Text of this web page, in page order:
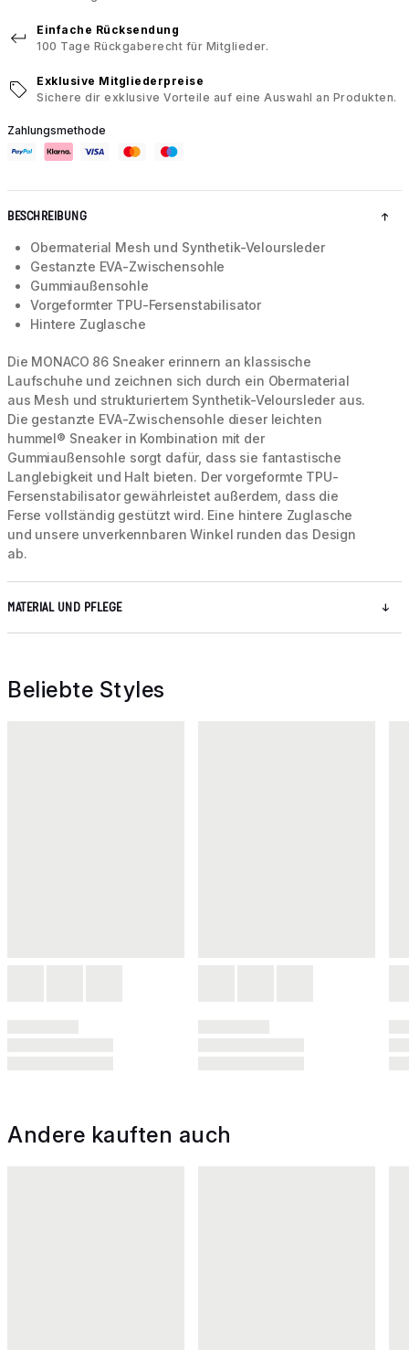
Einfache Rücksendung
100 Tage Rückgaberecht für Mitglieder.
Exklusive Mitgliederpreise
Sichere dir exklusive Vorteile auf eine Auswahl an Produkten.
Zahlungsmethode
BESCHREIBUNG
Obermaterial Mesh und Synthetik-Veloursleder
Gestanzte EVA-Zwischensohle
Gummiaußensohle
Vorgeformter TPU-Fersenstabilisator
Hintere Zuglasche
Die MONACO 86 Sneaker erinnern an klassische
Laufschuhe und zeichnen sich durch ein Obermaterial
aus Mesh und strukturiertem Synthetik-Veloursleder aus.
Die gestanzte EVA-Zwischensohle dieser leichten
hummel® Sneaker in Kombination mit der
Gummiaußensohle sorgt dafür, dass sie fantastische
Langlebigkeit und Halt bieten. Der vorgeformte TPU-
Fersenstabilisator gewährleistet außerdem, dass die
Ferse vollständig gestützt wird. Eine hintere Zuglasche
und unsere unverkennbaren Winkel runden das Design
ab.
MATERIAL UND PFLEGE
Beliebte Styles
Andere kauften auch